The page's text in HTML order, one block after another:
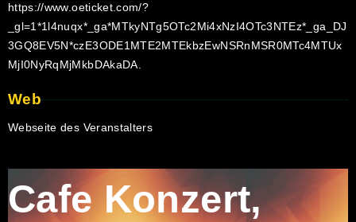
https://www.oeticket.com/?
_gl=1*1l4nuqx*_ga*MTkyNTg5OTc2Mi4xNzI4OTc3NTEz*_ga_DJ
3GQ8EV5N*czE3ODE1MTE2MTEkbzEwNSRnMSR0MTc4MTUx
MjI0NyRqMjMkbDAkaDA.
Web
Webseite des Veranstalters
Cafe Konzert,